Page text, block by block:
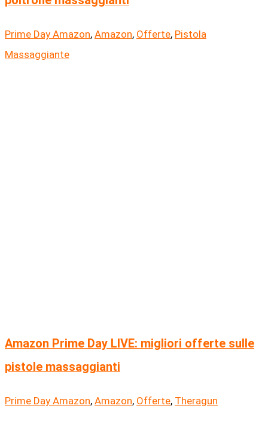
Prime Day Amazon, Amazon, Offerte, Pistola
Massaggiante
Amazon Prime Day LIVE: migliori offerte sulle
pistole massaggianti
Prime Day Amazon, Amazon, Offerte, Theragun